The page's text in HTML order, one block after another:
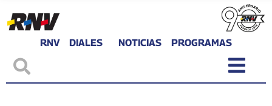
RNV DIALES NOTICIAS PROGRAMAS